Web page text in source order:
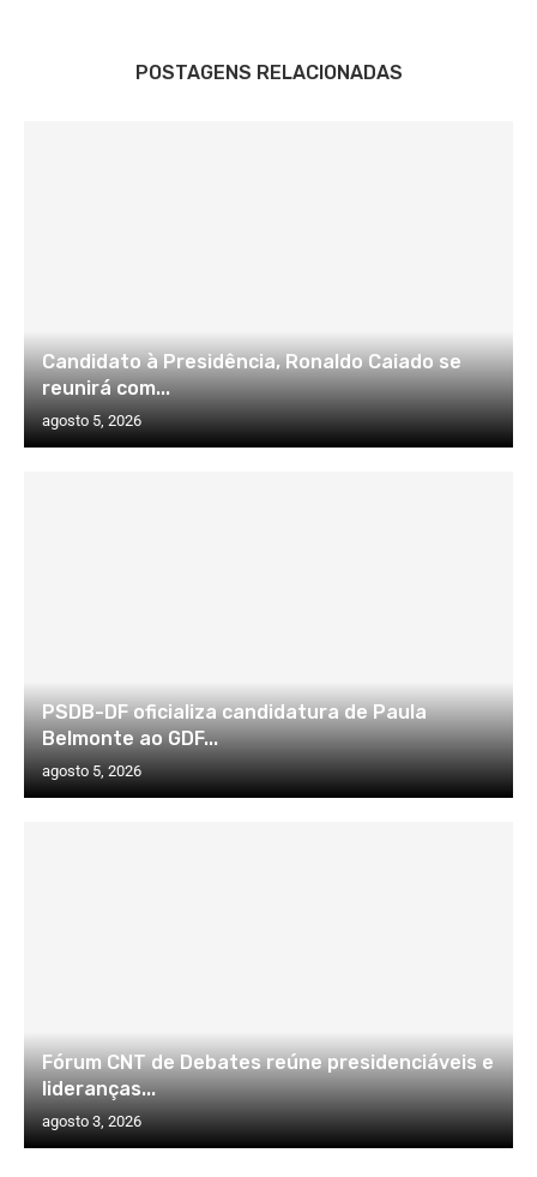
POSTAGENS RELACIONADAS
Candidato à Presidência, Ronaldo Caiado se
reunirá com...
agosto 5, 2026
PSDB-DF oficializa candidatura de Paula
Belmonte ao GDF...
agosto 5, 2026
Fórum CNT de Debates reúne presidenciáveis e
lideranças...
agosto 3, 2026